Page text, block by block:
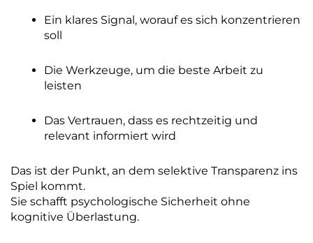
Ein klares Signal, worauf es sich konzentrieren
soll
Die Werkzeuge, um die beste Arbeit zu
leisten
Das Vertrauen, dass es rechtzeitig und
relevant informiert wird
Das ist der Punkt, an dem selektive Transparenz ins
Spiel kommt.
Sie schafft psychologische Sicherheit ohne
kognitive Überlastung.